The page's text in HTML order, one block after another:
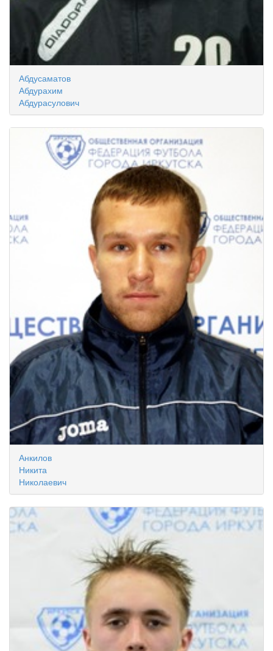
Абдусаматов
Абдурахим
Абдурасулович
Анкилов
Никита
Николаевич